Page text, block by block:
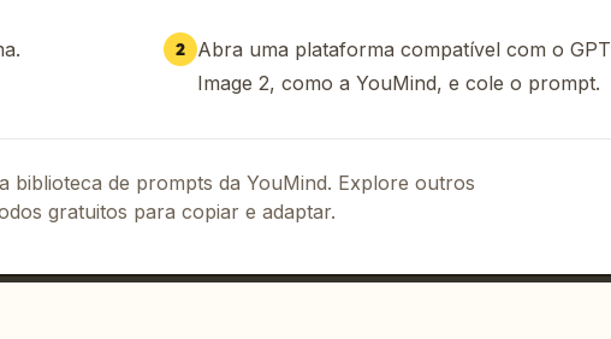
2 Abra uma plataforma compatível com o GPT
Image 2, como a YouMind, e cole o prompt.
biblioteca de prompts da YouMind. Explore outros
gratuitos para copiar e adaptar.